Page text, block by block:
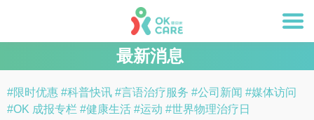
最新消息
#限时优惠 #科普快讯 #言语治疗服务 #公司新闻 #媒体访问
#OK 成报专栏 #健康生活 #运动 #世界物理治疗日